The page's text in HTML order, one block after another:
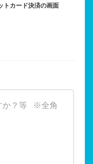
トカード決済の画面